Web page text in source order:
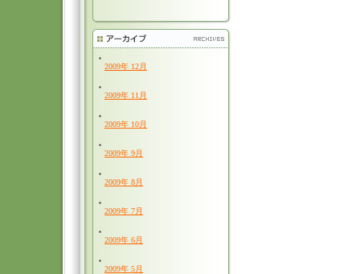
2009年 12月
2009年 11月
2009年 10月
2009年 9月
2009年 8月
2009年 7月
2009年 6月
2009年 5月